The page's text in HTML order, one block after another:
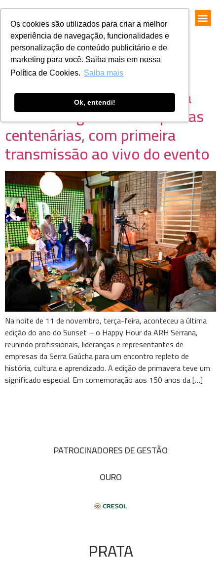
Os cookies são utilizados para criar a melhor
experiência de navegação, funcionalidades e
personalização de conteúdo publicitário e de
marketing para você. Saiba mais em nossa
Política de Cookies. Saiba mais
Ok, entendi!
Sunset de Primavera celebra
cultura e legado das empresas
centenárias, com primeira
transmissão ao vivo do evento
Na noite de 11 de novembro, terça-feira, aconteceu a última
edição do ano do Sunset – o Happy Hour da ARH Serrana,
reunindo profissionais, lideranças e representantes de
empresas da Serra Gaúcha para um encontro repleto de
história, cultura e aprendizado. A edição de primavera teve um
significado especial. Em comemoração aos 150 anos da […]
PATROCINADORES DE GESTÃO
OURO
PRATA